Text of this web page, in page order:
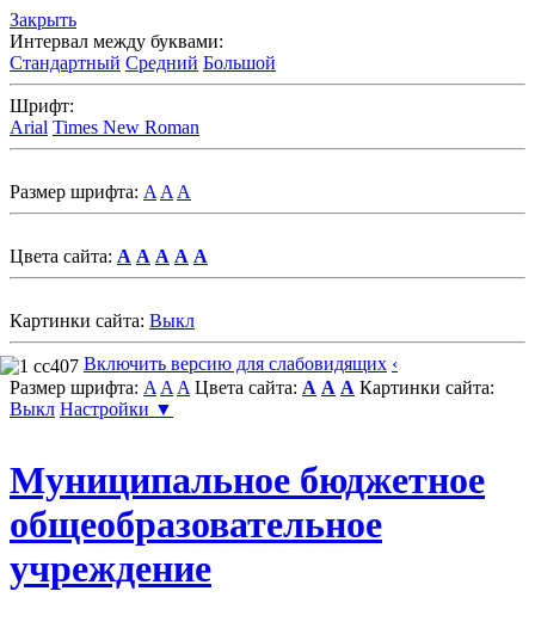
Закрыть
Интервал между буквами:
Стандартный Средний Большой
Шрифт:
Arial Times New Roman
Размер шрифта: A A A
Цвета сайта: A A A A A
Картинки сайта: Выкл
Включить версию для слабовидящих ‹
Размер шрифта: A A A Цвета сайта: A A A Картинки сайта:
Выкл Настройки ▼
Муниципальное бюджетное
общеобразовательное
учреждение